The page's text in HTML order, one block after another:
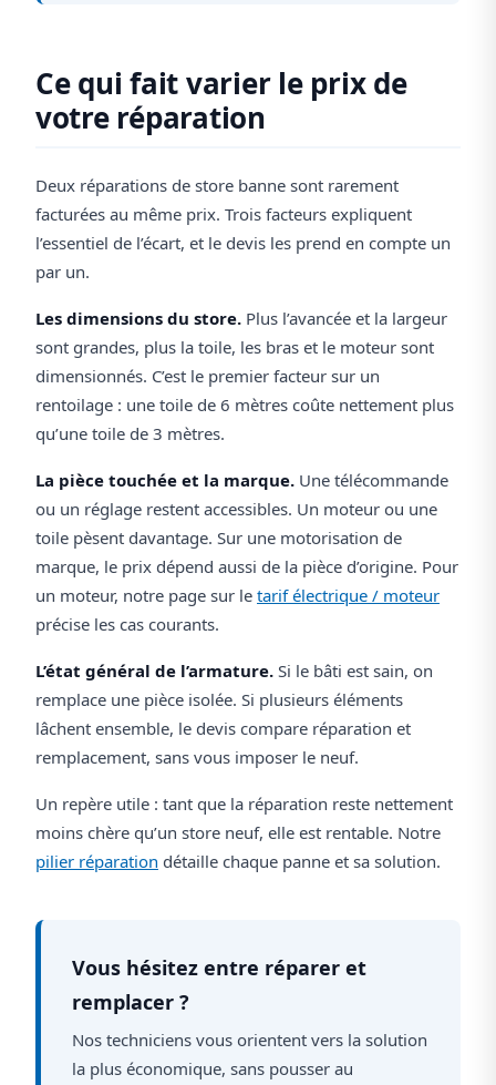
Ce qui fait varier le prix de
votre réparation
Deux réparations de store banne sont rarement
facturées au même prix. Trois facteurs expliquent
l’essentiel de l’écart, et le devis les prend en compte un
par un.
Les dimensions du store. Plus l’avancée et la largeur
sont grandes, plus la toile, les bras et le moteur sont
dimensionnés. C’est le premier facteur sur un
rentoilage : une toile de 6 mètres coûte nettement plus
qu’une toile de 3 mètres.
La pièce touchée et la marque. Une télécommande
ou un réglage restent accessibles. Un moteur ou une
toile pèsent davantage. Sur une motorisation de
marque, le prix dépend aussi de la pièce d’origine. Pour
un moteur, notre page sur le tarif électrique / moteur
précise les cas courants.
L’état général de l’armature. Si le bâti est sain, on
remplace une pièce isolée. Si plusieurs éléments
lâchent ensemble, le devis compare réparation et
remplacement, sans vous imposer le neuf.
Un repère utile : tant que la réparation reste nettement
moins chère qu’un store neuf, elle est rentable. Notre
pilier réparation détaille chaque panne et sa solution.
Vous hésitez entre réparer et
remplacer ?
Nos techniciens vous orientent vers la solution
la plus économique, sans pousser au